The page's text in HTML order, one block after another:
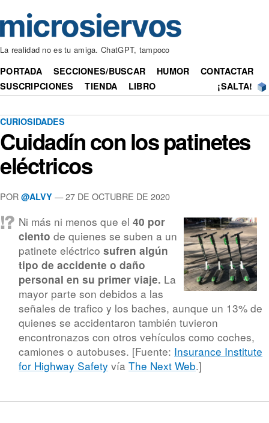
La realidad no es tu amiga. ChatGPT, tampoco
PORTADA SECCIONES/BUSCAR HUMOR
CONTACTAR
SUSCRIPCIONES
TIENDA LIBRO ¡SALTA!
CURIOSIDADES
Cuidadín con los patinetes
eléctricos
POR @ALVY — 27 DE OCTUBRE DE 2020
Ni más ni menos que el40 por
ciento de quienes se suben a un
patinete eléctricosufren algún
tipo de accidente o daño
personal en su primer viaje. La
mayor parte son debidos a las
señales de trafico y los baches, aunque un 13% de
quienes se accidentaron también tuvieron
encontronazos con otros vehículos como coches,
camiones o autobuses. [Fuente: Insurance Institute
for Highway Safety víaThe Next Web.]